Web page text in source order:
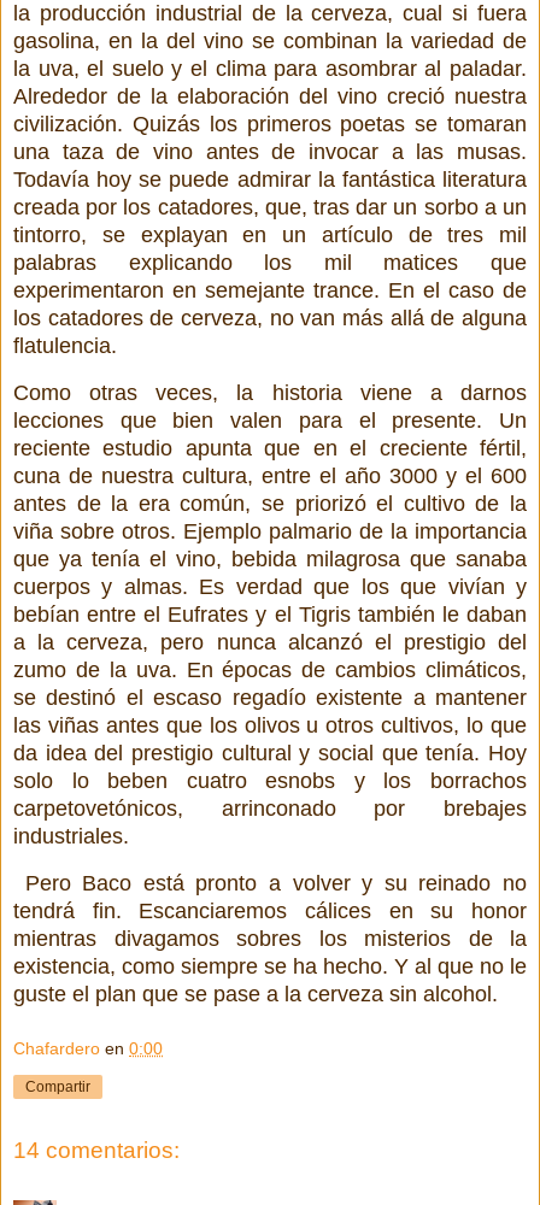
la producción industrial de la cerveza, cual si fuera
gasolina, en la del vino se combinan la variedad de
la uva, el suelo y el clima para asombrar al paladar.
Alrededor de la elaboración del vino creció nuestra
civilización. Quizás los primeros poetas se tomaran
una taza de vino antes de invocar a las musas.
Todavía hoy se puede admirar la fantástica literatura
creada por los catadores, que, tras dar un sorbo a un
tintorro, se explayan en un artículo de tres mil
palabras explicando los mil matices que
experimentaron en semejante trance. En el caso de
los catadores de cerveza, no van más allá de alguna
flatulencia.
Como otras veces, la historia viene a darnos
lecciones que bien valen para el presente. Un
reciente estudio apunta que en el creciente fértil,
cuna de nuestra cultura, entre el año 3000 y el 600
antes de la era común, se priorizó el cultivo de la
viña sobre otros. Ejemplo palmario de la importancia
que ya tenía el vino, bebida milagrosa que sanaba
cuerpos y almas. Es verdad que los que vivían y
bebían entre el Eufrates y el Tigris también le daban
a la cerveza, pero nunca alcanzó el prestigio del
zumo de la uva. En épocas de cambios climáticos,
se destinó el escaso regadío existente a mantener
las viñas antes que los olivos u otros cultivos, lo que
da idea del prestigio cultural y social que tenía. Hoy
solo lo beben cuatro esnobs y los borrachos
carpetovetónicos, arrinconado por brebajes
industriales.
Pero Baco está pronto a volver y su reinado no
tendrá fin. Escanciaremos cálices en su honor
mientras divagamos sobres los misterios de la
existencia, como siempre se ha hecho. Y al que no le
guste el plan que se pase a la cerveza sin alcohol.
Chafardero en 0:00
Compartir
14 comentarios: